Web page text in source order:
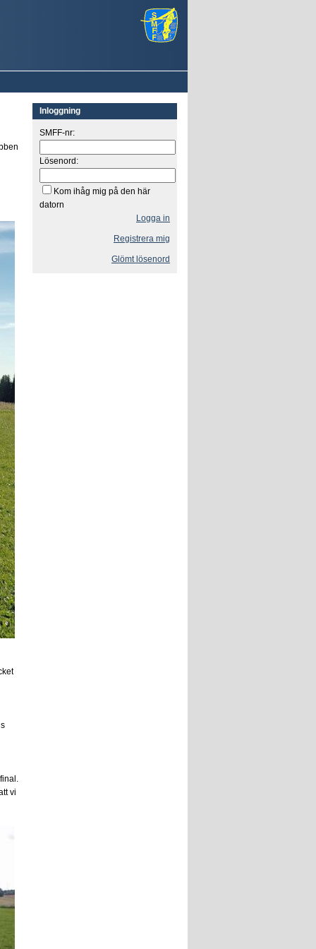
vi
Inloggning
SMFF-nr:
Lösenord:
Kom ihåg mig på den här
datorn
Logga in
Registrera mig
Glömt lösenord